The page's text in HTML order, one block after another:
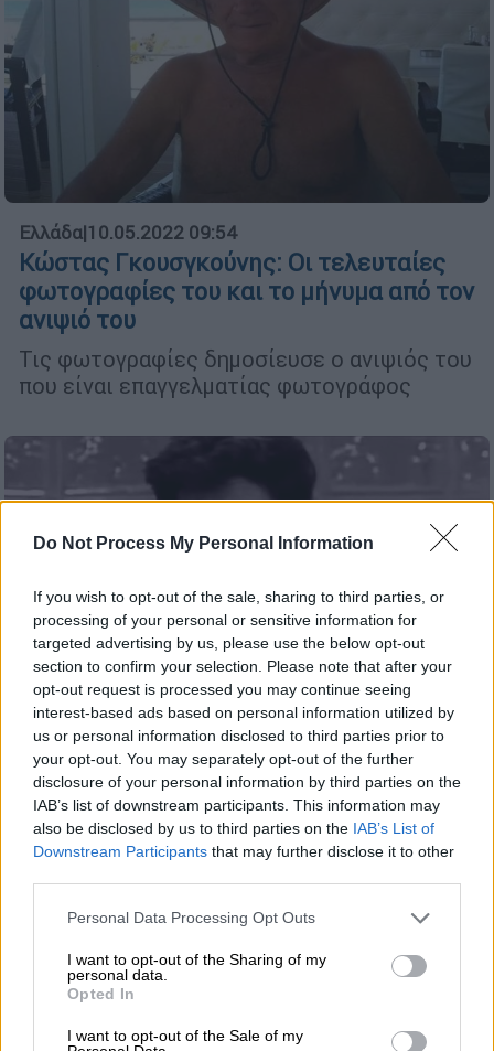
Do Not Process My Personal Information
If you wish to opt-out of the sale, sharing to third parties, or
processing of your personal or sensitive information for
targeted advertising by us, please use the below opt-out
section to confirm your selection. Please note that after your
opt-out request is processed you may continue seeing
interest-based ads based on personal information utilized by
us or personal information disclosed to third parties prior to
your opt-out. You may separately opt-out of the further
disclosure of your personal information by third parties on the
IAB’s list of downstream participants. This information may
also be disclosed by us to third parties on the IAB’s List of
Downstream Participants that may further disclose it to other
Please note that this website/app uses one or more Google
not limited to your visit or usage behaviour. You may click to
grant or deny consent to Google and its third-party tags to
use your data for below specified purposes in below Google
consent section.
Personal Data Processing Opt Outs
I want to opt-out of the Sharing of my
personal data.
Opted In
I want to opt-out of the Sale of my
Ελλάδα|10.05.2022 09:54
Κώστας Γκουσγκούνης: Οι τελευταίες
φωτογραφίες του και το μήνυμα από τον
ανιψιό του
Τις φωτογραφίες δημοσίευσε ο ανιψιός του
που είναι επαγγελματίας φωτογράφος
Lifestyle|06.10.2021 12:49
Γκλόρια Λέοναρντ: Η χρηματίστρια της
Wall Street που εμπνεύστηκε τις «ροζ
γραμμές»
Γκόρια Λέοναρντ, η γυναίκα που κρύβεται
πίσω από τη δημιουργία της «ροζ
τηλεφωνίας»